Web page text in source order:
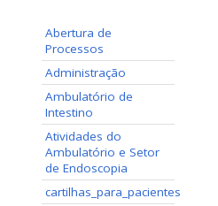
Abertura de
Processos
Administração
Ambulatório de
Intestino
Atividades do
Ambulatório e Setor
de Endoscopia
cartilhas_para_pacientes